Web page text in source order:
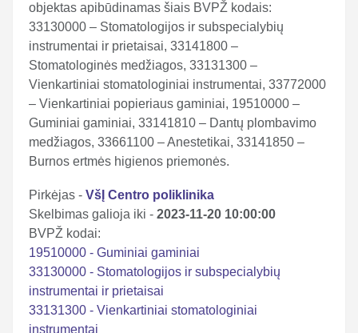
objektas apibūdinamas šiais BVPŽ kodais:
33130000 – Stomatologijos ir subspecialybių
instrumentai ir prietaisai, 33141800 –
Stomatologinės medžiagos, 33131300 –
Vienkartiniai stomatologiniai instrumentai, 33772000
– Vienkartiniai popieriaus gaminiai, 19510000 –
Guminiai gaminiai, 33141810 – Dantų plombavimo
medžiagos, 33661100 – Anestetikai, 33141850 –
Burnos ertmės higienos priemonės.
Pirkėjas - VšĮ Centro poliklinika
Skelbimas galioja iki - 2023-11-20 10:00:00
BVPŽ kodai:
19510000 - Guminiai gaminiai
33130000 - Stomatologijos ir subspecialybių
instrumentai ir prietaisai
33131300 - Vienkartiniai stomatologiniai
instrumentai